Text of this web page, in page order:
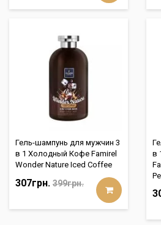
Гель-шампунь для мужчин 3
в 1 Холодный Кофе Famirel
Wonder Nature Iced Coffee
307грн. 399грн.
в